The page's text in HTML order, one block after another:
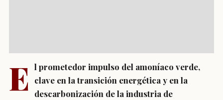
E l prometedor impulso del amoníaco verde,
clave en la transición energética y en la
descarbonización de la industria de